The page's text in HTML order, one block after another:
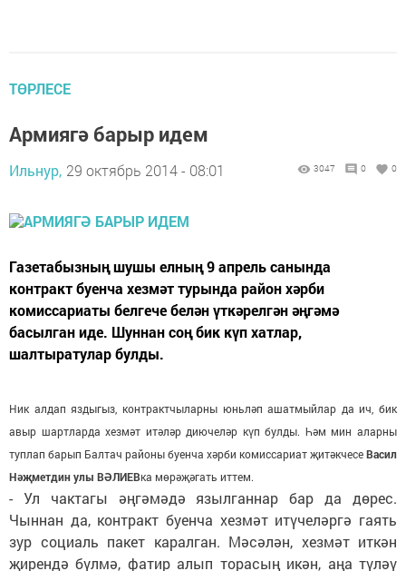
ТӨРЛЕСЕ
Армиягә барыр идем
Ильнур, 29 октябрь 2014 - 08:01 3047 0 0
Газетабызның шушы елның 9 апрель санында
контракт буенча хезмәт турында район хәрби
комиссариаты белгече белән үткәрелгән әңгәмә
басылган иде. Шуннан соң бик күп хатлар,
шалтыратулар булды.
Ник алдап яздыгыз, контрактчыларны юньләп ашатмыйлар да ич, бик
авыр шартларда хезмәт итәләр диючеләр күп булды. Һәм мин аларны
туплап барып Балтач районы буенча хәрби комиссариат җитәкчесеВасил
Нәҗметдин улы ВӘЛИЕВка мөрәҗәгать иттем.
- Ул чактагы әңгәмәдә язылганнар бар да дөрес.
Чыннан да, контракт буенча хезмәт итүчеләргә гаять
зур социаль пакет каралган. Мәсәлән, хезмәт иткән
җирендә бүлмә, фатир алып торасың икән, аңа түләү